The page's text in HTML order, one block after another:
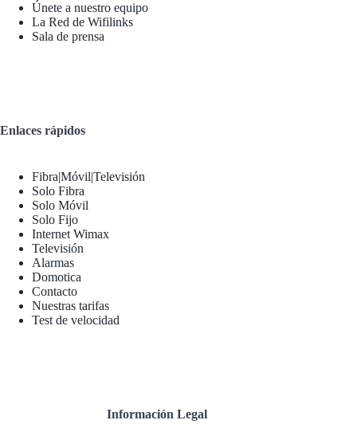
Únete a nuestro equipo
La Red de Wifilinks
Sala de prensa
Enlaces rápidos
Fibra|Móvil|Televisión
Solo Fibra
Solo Móvil
Solo Fijo
Internet Wimax
Televisión
Alarmas
Domotica
Contacto
Nuestras tarifas
Test de velocidad
Información Legal